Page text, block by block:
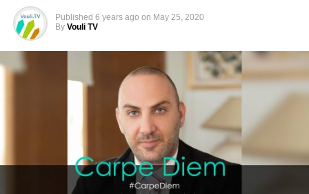
Published 6 years ago on May 25, 2020
By Vouli TV